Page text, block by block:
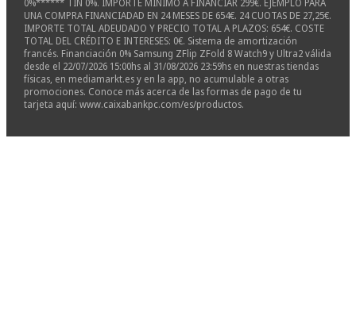
UNA COMPRA FINANCIADAD EN 24 MESES DE 654€. 24 CUOTAS DE 27,25€.
IMPORTE TOTAL ADEUDADO Y PRECIO TOTAL A PLAZOS: 654€. COSTE
TOTAL DEL CRÉDITO E INTERESES: 0€. Sistema de amortización
francés. Financiación 0% Samsung ZFlip ZFold 8 Watch9 y Ultra2 válida
desde el 22/07/2026 15:00hs al 31/08/2026 23:59hs en nuestras tiendas
físicas, en mediamarkt.es y en la app, no acumulable a otras
promociones. Conoce más acerca de las formas de pago de tu
tarjeta aquí: www.caixabankpc.com/es/productos.